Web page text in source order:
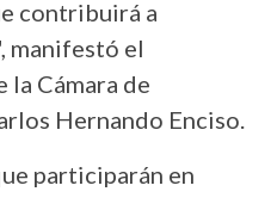
contribuirá a
manifestó el
Cámara de
Hernando Enciso.
participarán en